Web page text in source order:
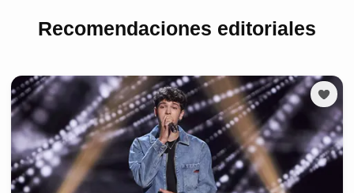
Recomendaciones editoriales